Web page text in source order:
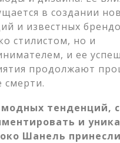
в создании
и известных
стилистом, но и
и ее
продолжают
смерти.
тенденций,
и
Шанель